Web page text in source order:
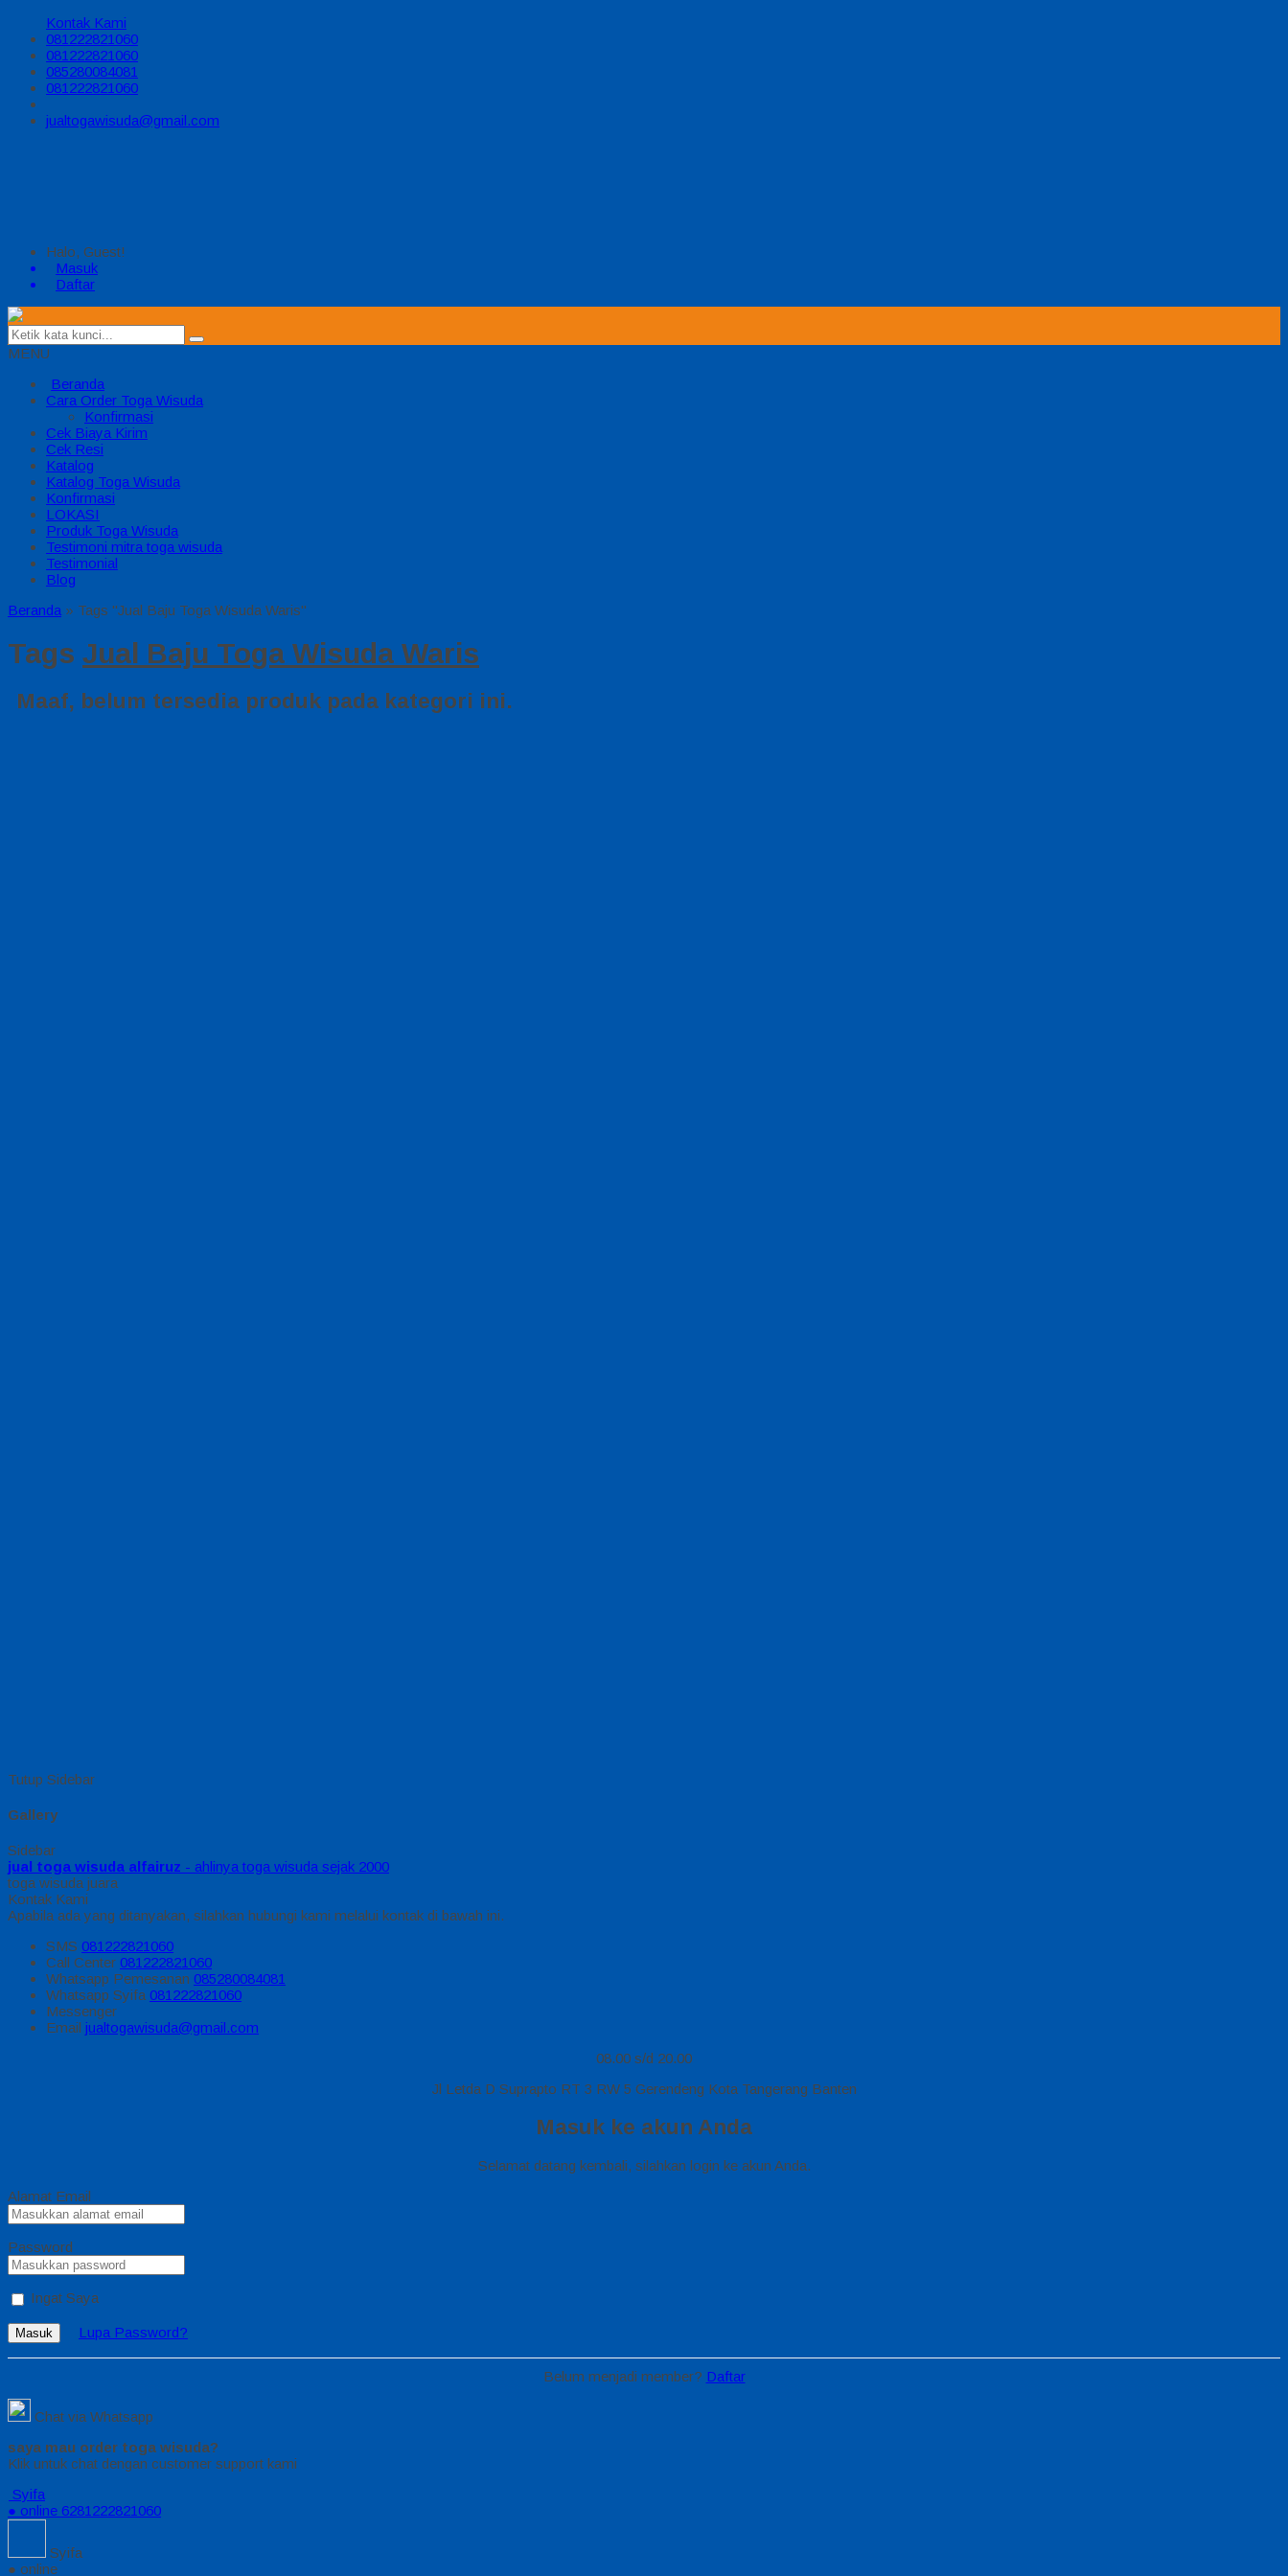
Kontak Kami
081222821060
081222821060
085280084081
081222821060
jualtogawisuda@gmail.com
Halo, Guest!
Masuk
Daftar
MENU
Beranda
Cara Order Toga Wisuda
Konfirmasi
Cek Biaya Kirim
Cek Resi
Katalog
Katalog Toga Wisuda
Konfirmasi
LOKASI
Produk Toga Wisuda
Testimoni mitra toga wisuda
Testimonial
Blog
Beranda » Tags "Jual Baju Toga Wisuda Waris"
Tags Jual Baju Toga Wisuda Waris
Maaf, belum tersedia produk pada kategori ini.
Tutup Sidebar
Gallery
Sidebar
jual toga wisuda alfairuz - ahlinya toga wisuda sejak 2000
toga wisuda juara
Kontak Kami
Apabila ada yang ditanyakan, silahkan hubungi kami melalui kontak di bawah ini.
SMS 081222821060
Call Center 081222821060
Whatsapp Pemesanan 085280084081
Whatsapp Syifa 081222821060
Messenger
Email jualtogawisuda@gmail.com
08.00 s/d 20.00
Jl Letda D Suprapto RT 3 RW 5 Gerendeng Kota Tangerang Banten
Masuk ke akun Anda
Selamat datang kembali, silahkan login ke akun Anda.
Alamat Email
Password
Ingat Saya
Masuk Lupa Password?
Belum menjadi member? Daftar
Chat via Whatsapp
saya mau order toga wisuda?
Klik untuk chat dengan customer support kami
Syifa
● online 6281222821060
Syifa
● online